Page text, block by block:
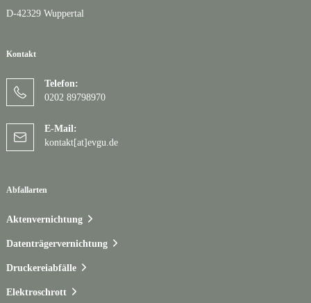
D-42329 Wuppertal
Kontakt
Telefon:
0202 89798970
E-Mail:
kontakt[at]evgu.de
Abfallarten
Aktenvernichtung
Datenträgervernichtung
Druckereiabfälle
Elektroschrott